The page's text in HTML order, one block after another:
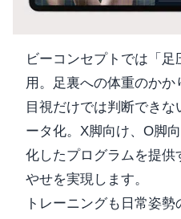
ビーコンセプトでは「
用。足裏への体重のかか
目視だけでは判断でき
ータ化。X脚向け、O脚
化したプログラムを提
やせを実現します。
トレーニングも日常姿